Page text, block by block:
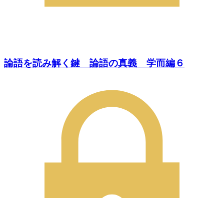
論語を読み解く鍵 論語の真義 学而編６